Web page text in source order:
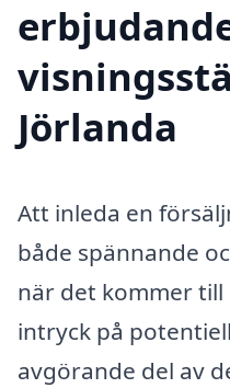
Jörlanda
Att inleda en
både spännande
när det kommer
intryck på
avgörande del av